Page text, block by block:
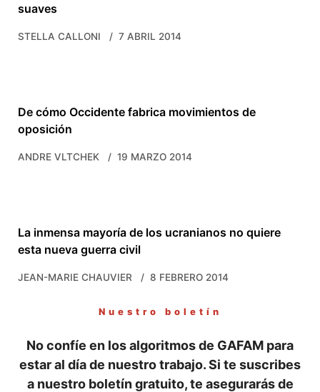
suaves
STELLA CALLONI 7 ABRIL 2014
De cómo Occidente fabrica movimientos de
oposición
ANDRE VLTCHEK 19 MARZO 2014
La inmensa mayoría de los ucranianos no quiere
esta nueva guerra civil
JEAN-MARIE CHAUVIER 8 FEBRERO 2014
Nuestro boletín
No confíe en los algoritmos de GAFAM para
estar al día de nuestro trabajo. Si te suscribes
a nuestro boletín gratuito, te asegurarás de